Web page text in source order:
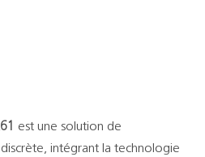
est une solution de
intégrant la technologie